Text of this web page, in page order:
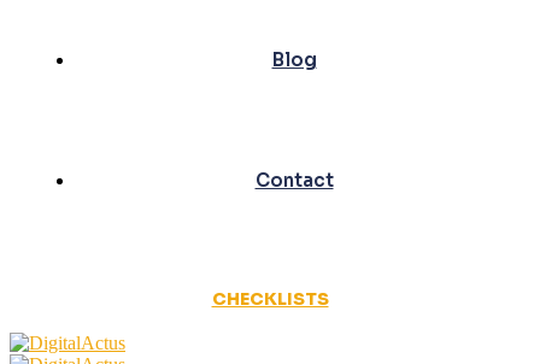
Blog
Contact
CHECKLISTS